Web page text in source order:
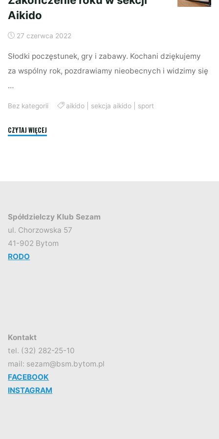
Aikido
27 czerwca 2022
Słodki poczęstunek, gry i zabawy. Kochani dziękujemy
za wspólny rok, pozdrawiamy nieobecnych i widzimy się
…
Bez kategorii aikido| sekcja aikido| sport
CZYTAJ WIĘCEJ
Spółdzielczy Klub Sezam
ul. Chorzowska 57
41-902 Bytom
RODO
Kontakt
tel. (32) 282-25-10
mail: sezam@bsm.bytom.pl
FACEBOOK
INSTAGRAM